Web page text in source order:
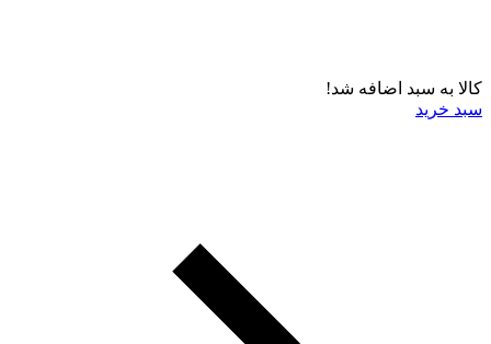
کالا به سبد اضافه شد!
سبد خرید